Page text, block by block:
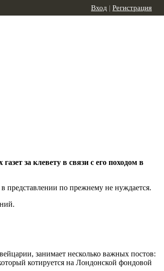
Вход | Регистрация
за клевету в связи с его походом в
представлении по прежнему не нуждается.
занимает несколько важных постов:
котируется на Лондонской фондовой